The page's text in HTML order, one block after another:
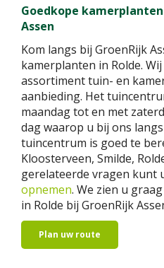
Goedkope
Assen
Kom langs bij GroenRijk
kamerplanten in Rolde.
assortiment tuin- en
aanbieding. Het
maandag tot en met
dag waarop u bij ons
tuincentrum is goed te
Kloosterveen, Smilde,
gerelateerde vragen kunt
opnemen. We zien u
in Rolde bij GroenRijk
Plan uw route